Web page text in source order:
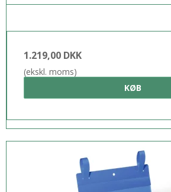
1.219,00 DKK
(ekskl. moms)
KØB